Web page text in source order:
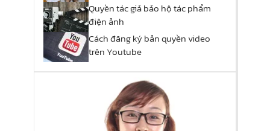
Quyền tác giả bảo hộ tác phẩm
điện ảnh
Cách đăng ký bản quyền video
trên Youtube